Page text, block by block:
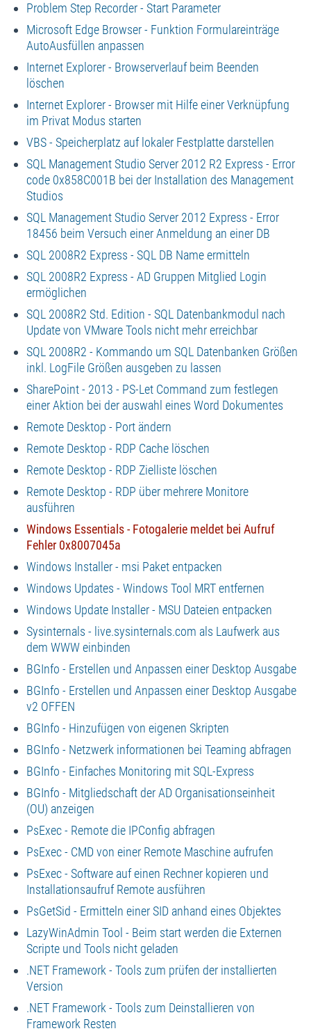
Problem Step Recorder - Start Parameter
Microsoft Edge Browser - Funktion Formulareinträge
AutoAusfüllen anpassen
Internet Explorer - Browserverlauf beim Beenden
löschen
Internet Explorer - Browser mit Hilfe einer Verknüpfung
im Privat Modus starten
VBS - Speicherplatz auf lokaler Festplatte darstellen
SQL Management Studio Server 2012 R2 Express - Error
code 0x858C001B bei der Installation des Management
Studios
SQL Management Studio Server 2012 Express - Error
18456 beim Versuch einer Anmeldung an einer DB
SQL 2008R2 Express - SQL DB Name ermitteln
SQL 2008R2 Express - AD Gruppen Mitglied Login
ermöglichen
SQL 2008R2 Std. Edition - SQL Datenbankmodul nach
Update von VMware Tools nicht mehr erreichbar
SQL 2008R2 - Kommando um SQL Datenbanken Größen
inkl. LogFile Größen ausgeben zu lassen
SharePoint - 2013 - PS-Let Command zum festlegen
einer Aktion bei der auswahl eines Word Dokumentes
Remote Desktop - Port ändern
Remote Desktop - RDP Cache löschen
Remote Desktop - RDP Zielliste löschen
Remote Desktop - RDP über mehrere Monitore
ausführen
Windows Essentials - Fotogalerie meldet bei Aufruf
Fehler 0x8007045a
Windows Installer - msi Paket entpacken
Windows Updates - Windows Tool MRT entfernen
Windows Update Installer - MSU Dateien entpacken
Sysinternals - live.sysinternals.com als Laufwerk aus
dem WWW einbinden
BGInfo - Erstellen und Anpassen einer Desktop Ausgabe
BGInfo - Erstellen und Anpassen einer Desktop Ausgabe
v2 OFFEN
BGInfo - Hinzufügen von eigenen Skripten
BGInfo - Netzwerk informationen bei Teaming abfragen
BGInfo - Einfaches Monitoring mit SQL-Express
BGInfo - Mitgliedschaft der AD Organisationseinheit
(OU) anzeigen
PsExec - Remote die IPConfig abfragen
PsExec - CMD von einer Remote Maschine aufrufen
PsExec - Software auf einen Rechner kopieren und
Installationsaufruf Remote ausführen
PsGetSid - Ermitteln einer SID anhand eines Objektes
LazyWinAdmin Tool - Beim start werden die Externen
Scripte und Tools nicht geladen
.NET Framework - Tools zum prüfen der installierten
Version
.NET Framework - Tools zum Deinstallieren von
Framework Resten